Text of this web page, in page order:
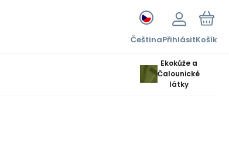
ČeštinaPřihlásitKošík
Ekokůže a
Čalounické
látky